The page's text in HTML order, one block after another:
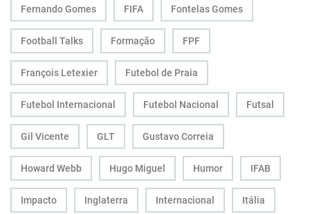
Fernando Gomes FIFA Fontelas Gomes
Football Talks Formação FPF
François Letexier Futebol de Praia
Futebol Internacional Futebol Nacional Futsal
Gil Vicente GLT Gustavo Correia
Howard Webb Hugo Miguel Humor IFAB
Impacto Inglaterra Internacional Itália